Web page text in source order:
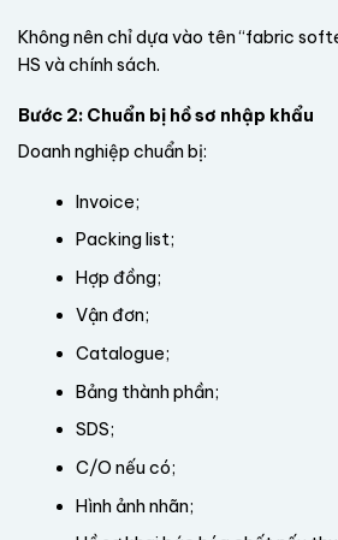
Không nên chỉ dựa vào tên “fabric
HS và chính sách.
Bước 2: Chuẩn bị hồ sơ nhập khẩu
Doanh nghiệp chuẩn bị:
Invoice;
Packing list;
Hợp đồng;
Vận đơn;
Catalogue;
Bảng thành phần;
SDS;
C/O nếu có;
Hình ảnh nhãn;